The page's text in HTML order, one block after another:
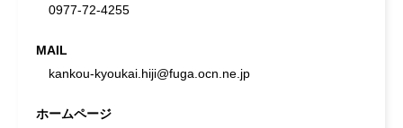
0977-72-4255
MAIL
kankou-kyoukai.hiji@fuga.ocn.ne.jp
ホームページ